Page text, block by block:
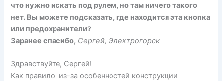
что нужно искать под рулем, но там ничего такого
нет. Вы можете подсказать, где находится эта кнопка
или предохранители?
Заранее спасибо, Сергей, Электрогорск
Здравствуйте, Сергей!
Как правило, из-за особенностей конструкции